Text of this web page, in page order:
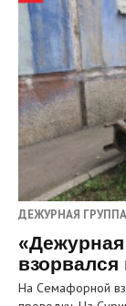
ДЕЖУРНАЯ ГРУППА
На Семафорной